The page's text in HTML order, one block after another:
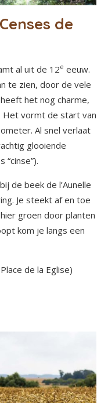
de
al uit de 12e eeuw.
te zien, door de vele
het nog charme,
Het vormt de start van
Al snel verlaat
glooiende
“cinse”).
de beek de l’Aunelle
Je steekt af en toe
groen door planten
kom je langs een
de la Eglise)